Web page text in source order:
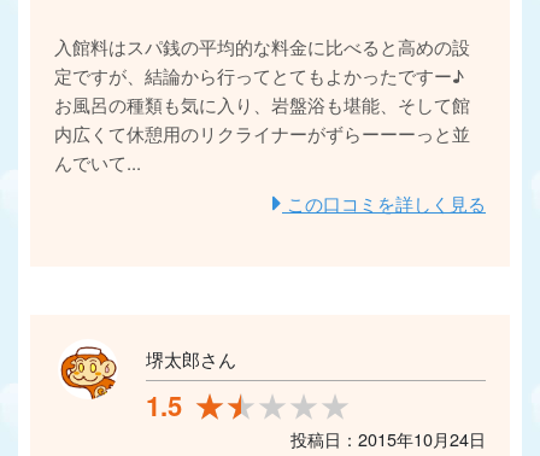
入館料はスパ銭の平均的な料金に比べると高めの設
定ですが、結論から行ってとてもよかったですー♪
お風呂の種類も気に入り、岩盤浴も堪能、そして館
内広くて休憩用のリクライナーがずらーーーっと並
んでいて...
この口コミを詳しく見る
堺太郎さん
1.5 ★★★★★
★★★★★
投稿日：2015年10月24日